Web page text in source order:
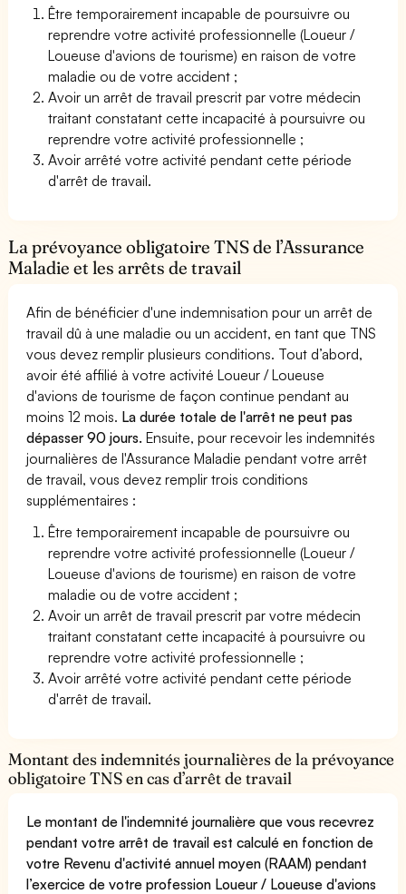
Être temporairement incapable de poursuivre ou
reprendre votre activité professionnelle (Loueur /
Loueuse d'avions de tourisme) en raison de votre
maladie ou de votre accident ;
Avoir un arrêt de travail prescrit par votre médecin
traitant constatant cette incapacité à poursuivre ou
reprendre votre activité professionnelle ;
Avoir arrêté votre activité pendant cette période
d'arrêt de travail.
La prévoyance obligatoire TNS de l’Assurance
Maladie et les arrêts de travail
Afin de bénéficier d'une indemnisation pour un arrêt de
travail dû à une maladie ou un accident, en tant que TNS
vous devez remplir plusieurs conditions. Tout d’abord,
avoir été affilié à votre activité Loueur / Loueuse
d'avions de tourisme de façon continue pendant au
moins 12 mois. La durée totale de l'arrêt ne peut pas
dépasser 90 jours. Ensuite, pour recevoir les indemnités
journalières de l'Assurance Maladie pendant votre arrêt
de travail, vous devez remplir trois conditions
supplémentaires :
Être temporairement incapable de poursuivre ou
reprendre votre activité professionnelle (Loueur /
Loueuse d'avions de tourisme) en raison de votre
maladie ou de votre accident ;
Avoir un arrêt de travail prescrit par votre médecin
traitant constatant cette incapacité à poursuivre ou
reprendre votre activité professionnelle ;
Avoir arrêté votre activité pendant cette période
d'arrêt de travail.
Montant des indemnités journalières de la prévoyance
obligatoire TNS en cas d’arrêt de travail
Le montant de l'indemnité journalière que vous recevrez
pendant votre arrêt de travail est calculé en fonction de
votre Revenu d'activité annuel moyen (RAAM) pendant
l’exercice de votre profession Loueur / Loueuse d'avions